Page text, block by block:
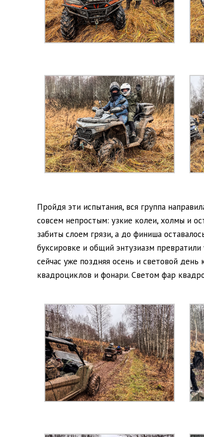
Пройдя эти испытания, вся группа
совсем непростым: узкие колеи, холмы и
забиты слоем грязи, а до финиша
буксировке и общий энтузиазм
сейчас уже поздняя осень и световой
квадроциклов и фонари. Светом фар